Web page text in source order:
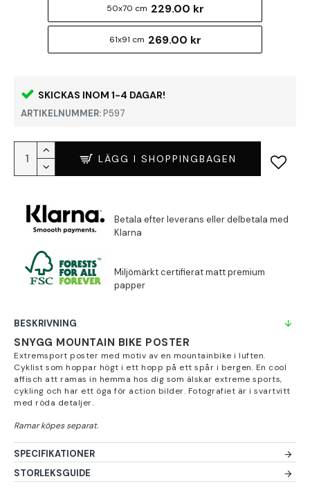
SKICKAS INOM 1-4 DAGAR!
ARTIKELNUMMER:P597
50x70 cm 229.00 kr
61x91 cm 269.00 kr
LÄGG I SHOPPINGBAGEN
BESKRIVNING
SNYGG MOUNTAIN BIKE POSTER
Extremsport poster med motiv av en mountainbike i luften.
Cyklist som hoppar högt i ett hopp på ett spår i bergen. En cool
affisch att ramas in hemma hos dig som älskar extreme sports,
cykling och har ett öga för action bilder. Fotografiet är i svartvitt
med röda detaljer.
SPECIFIKATIONER
STORLEKSGUIDE